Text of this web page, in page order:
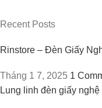
Recent Posts
Rinstore – Đèn Giấy
Tháng 1 7, 2025 1
Lung linh đèn giấy nghệ